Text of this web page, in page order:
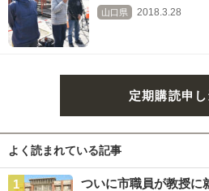
山口県 2018.3.28
定期購読申
よく読まれている記事
ついに市職員が教授